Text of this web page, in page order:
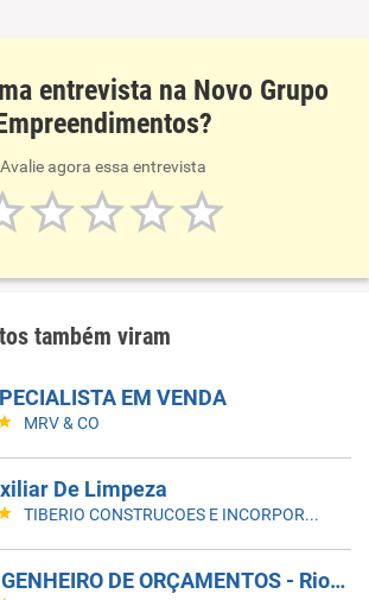
entrevista na Novo Grupo
Avalie agora essa entrevista
também viram
EM VENDA
MRV & CO
De Limpeza
TIBERIO CONSTRUCOES E INCORPORACOES
ENGENHEIRO DE ORÇAMENTOS - Rio De Janeiro